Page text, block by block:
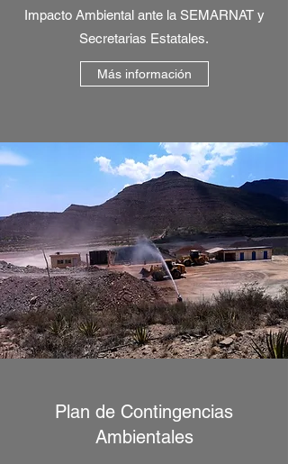
Impacto Ambiental ante la SEMARNAT y
Secretarias Estatales.
Más información
Plan de Contingencias
Ambientales